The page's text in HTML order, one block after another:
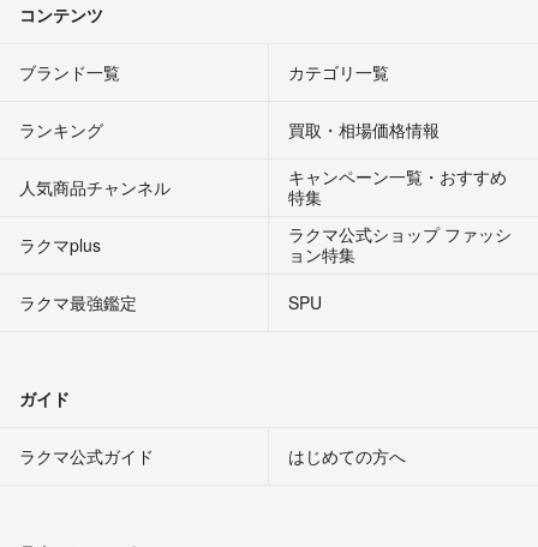
コンテンツ
ブランド一覧 カテゴリ一覧
ランキング 買取・相場価格情報
人気商品チャンネル
キャンペーン一覧・おすすめ
特集
ラクマplus
ラクマ公式ショップ ファッシ
ョン特集
ラクマ最強鑑定
SPU
ガイド
ラクマ公式ガイド はじめての方へ